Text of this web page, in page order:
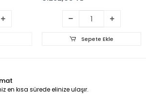
Sepete Ekle
en kısa sürede elinize ulaşır.